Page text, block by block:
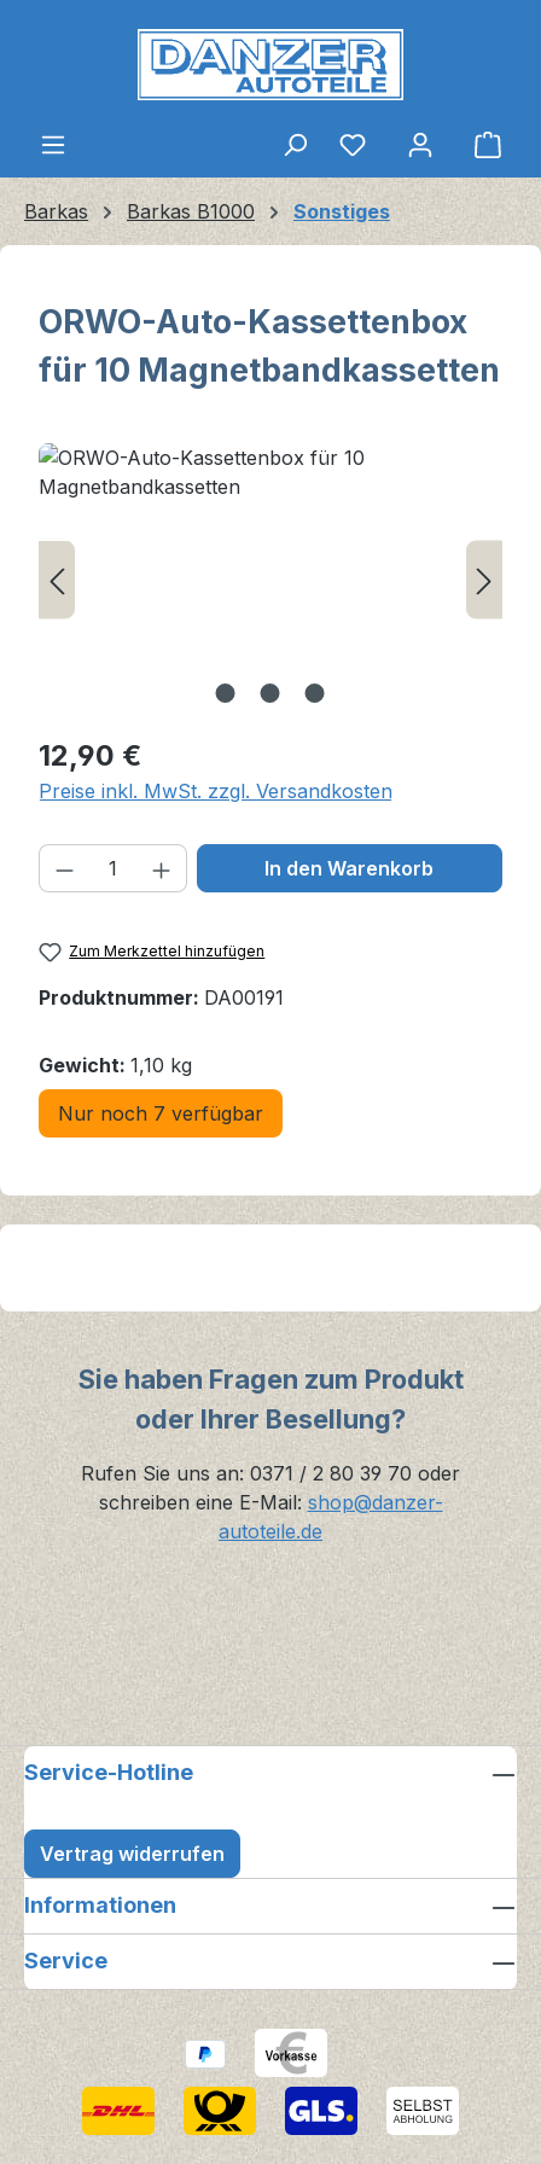
Zum Hauptinhalt springen
Barkas Barkas B1000 Sonstiges
ORWO-Auto-Kassettenbox
für 10 Magnetbandkassetten
Bildergalerie überspringen
Regulärer Preis:
12,90 €
Preise inkl. MwSt. zzgl. Versandkosten
Produkt Anzahl: Gib den
In den Warenkorb
Zum Merkzettel hinzufügen
Produktnummer: DA00191
Gewicht: 1,10 kg
Nur noch 7 verfügbar
Sie haben Fragen zum Produkt
oder Ihrer Besellung?
Rufen Sie uns an: 0371 / 2 80 39 70 oder
schreiben eine E-Mail: shop@danzer-
autoteile.de
Service-Hotline
Vertrag widerrufen
Informationen
Service